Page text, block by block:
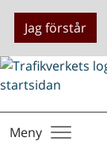
Jag förstår
Meny